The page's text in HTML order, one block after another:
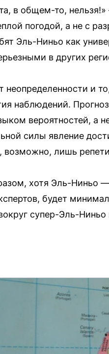
в общем-то,
погодой, а не с
Эль-Ниньо как
в других
неопределенности и
наблюдений.
вероятностей, а
силы явление
возможно, лишь
хотя Эль-Ниньо —
будет
супер-Эль-